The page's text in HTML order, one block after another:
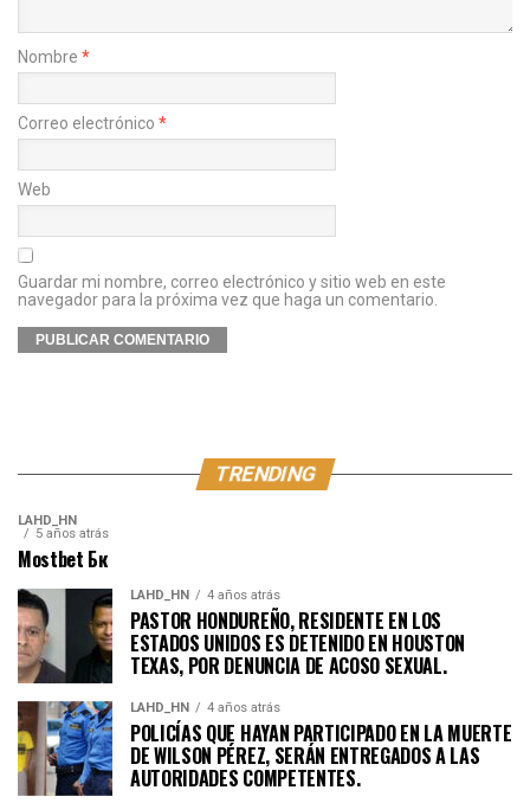
Nombre *
Correo electrónico *
Web
Guardar mi nombre, correo electrónico y sitio web en este
navegador para la próxima vez que haga un comentario.
TRENDING
LAHD_HN
5 años atrás
Mostbet Бк
LAHD_HN 4 años atrás
PASTOR HONDUREÑO, RESIDENTE EN LOS
ESTADOS UNIDOS ES DETENIDO EN HOUSTON
TEXAS, POR DENUNCIA DE ACOSO SEXUAL.
LAHD_HN 4 años atrás
POLICÍAS QUE HAYAN PARTICIPADO EN LA MUERTE
DE WILSON PÉREZ, SERÁN ENTREGADOS A LAS
AUTORIDADES COMPETENTES.